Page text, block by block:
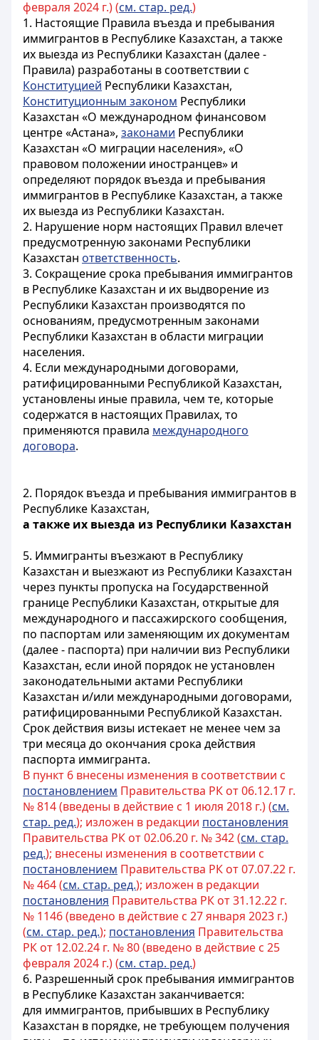
февраля 2024 г.) (см. стар. ред.)
1. Настоящие Правила въезда и пребывания
иммигрантов в Республике Казахстан, а также
их выезда из Республики Казахстан (далее -
Правила) разработаны в соответствии с
Конституцией Республики Казахстан,
Конституционным законом Республики
Казахстан «О международном финансовом
центре «Астана», законами Республики
Казахстан «О миграции населения», «О
правовом положении иностранцев» и
определяют порядок въезда и пребывания
иммигрантов в Республике Казахстан, а также
их выезда из Республики Казахстан.
2. Нарушение норм настоящих Правил влечет
предусмотренную законами Республики
Казахстан ответственность.
3. Сокращение срока пребывания иммигрантов
в Республике Казахстан и их выдворение из
Республики Казахстан производятся по
основаниям, предусмотренным законами
Республики Казахстан в области миграции
населения.
4. Если международными договорами,
ратифицированными Республикой Казахстан,
установлены иные правила, чем те, которые
содержатся в настоящих Правилах, то
применяются правила международного
договора.
2. Порядок въезда и пребывания иммигрантов в
Республике Казахстан,
а также их выезда из Республики Казахстан
5. Иммигранты въезжают в Республику
Казахстан и выезжают из Республики Казахстан
через пункты пропуска на Государственной
границе Республики Казахстан, открытые для
международного и пассажирского сообщения,
по паспортам или заменяющим их документам
(далее - паспорта) при наличии виз Республики
Казахстан, если иной порядок не установлен
законодательными актами Республики
Казахстан и/или международными договорами,
ратифицированными Республикой Казахстан.
Срок действия визы истекает не менее чем за
три месяца до окончания срока действия
паспорта иммигранта.
В пункт 6 внесены изменения в соответствии с
постановлением Правительства РК от 06.12.17 г.
№ 814 (введены в действие с 1 июля 2018 г.) (см.
стар. ред.); изложен в редакции постановления
Правительства РК от 02.06.20 г. № 342 (см. стар.
ред.); внесены изменения в соответствии с
постановлением Правительства РК от 07.07.22 г.
№ 464 (см. стар. ред.); изложен в редакции
постановления Правительства РК от 31.12.22 г.
№ 1146 (введено в действие с 27 января 2023 г.)
(см. стар. ред.); постановления Правительства
РК от 12.02.24 г. № 80 (введено в действие с 25
февраля 2024 г.) (см. стар. ред.)
6. Разрешенный срок пребывания иммигрантов
в Республике Казахстан заканчивается:
для иммигрантов, прибывших в Республику
Казахстан в порядке, не требующем получения